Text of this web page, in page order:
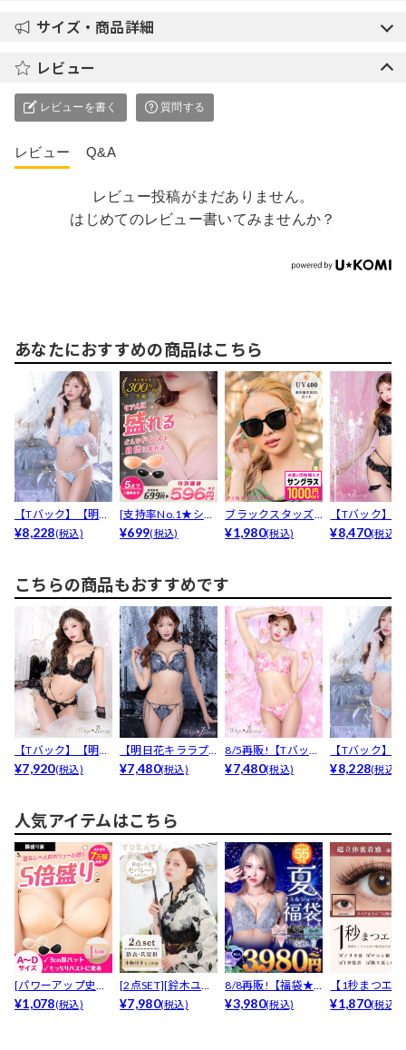
サイズ・商品詳細
レビュー
レビューを書く 質問する
レビュー Q&A
レビュー投稿がまだありません。
はじめてのレビュー書いてみませんか？
あなたにおすすめの商品はこちら
【Tバック】【明日
花キララプロデュ
¥8,228(税込)
[支持率No.1★シリ
コン100％ヌー...
¥699(税込)
ブラックスタッズ
サングラス
¥1,980(税込)
【Tバック】
花キララプロ
¥8,470(税込)
こちらの商品もおすすめです
【Tバック】【明日
花キララプロデュ
¥7,920(税込)
【明日花キララプ
ロデュース/Whip
¥7,480(税込)
8/5再販!【Tバッ
ク】【明日花キラ
¥7,480(税込)
【Tバック】
花キララプロ
¥8,228(税込)
人気アイテムはこちら
[パワーアップ史上
最強5倍盛りアップ
¥1,078(税込)
[2点SET][鈴木ユリ
ア(baby)...
¥7,980(税込)
8/8再販!【福袋★
ブラセット3点
¥3,980(税込)
【1秒まつエ
リュームタイ
¥1,870(税込)